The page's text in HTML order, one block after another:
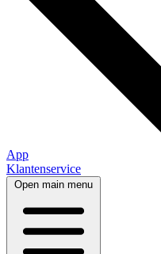
App
Klantenservice
Open main menu